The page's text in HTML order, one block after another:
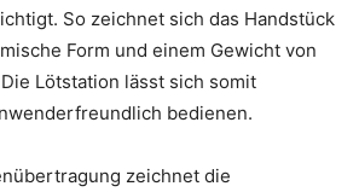
So zeichnet sich das Handstück
Form und einem Gewicht von
Lötstation lässt sich somit
bedienen.
zeichnet die